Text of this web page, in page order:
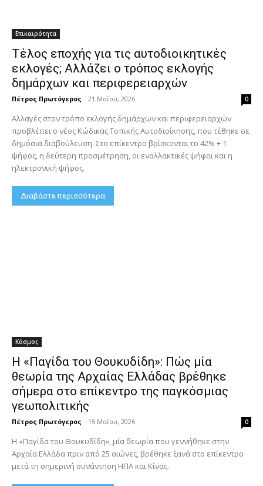
Επικαιρότητα
Τέλος εποχής για τις αυτοδιοικητικές
εκλογές; Αλλάζει ο τρόπος εκλογής
δημάρχων και περιφερειαρχών
Πέτρος Πρωτόγερος - 21 Μαΐου, 2026 0
Αλλαγές στον τρόπο εκλογής δημάρχων και περιφερειαρχών
προβλέπει ο νέος Κώδικας Τοπικής Αυτοδιοίκησης, που τέθηκε σε
δημόσια διαβούλευση. Στο επίκεντρο βρίσκονται το 42% + 1
ψήφος, η δεύτερη προσμέτρηση, οι εναλλακτικές ψήφοι και η
ηλεκτρονική ψήφος.
Διαβάστε περισσότερα
Κόσμος
Η «Παγίδα του Θουκυδίδη»: Πώς μία
θεωρία της Αρχαίας Ελλάδας βρέθηκε
σήμερα στο επίκεντρο της παγκόσμιας
γεωπολιτικής
Πέτρος Πρωτόγερος - 15 Μαΐου, 2026 0
Η «Παγίδα του Θουκυδίδη», μία θεωρία που γεννήθηκε στην
Αρχαία Ελλάδα πριν από 25 αιώνες, βρέθηκε ξανά στο επίκεντρο
μετά τη σημερινή συνάντηση ΗΠΑ και Κίνας.